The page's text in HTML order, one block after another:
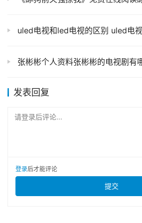
uled电视和led电视的区别 uled电
张彬彬个人资料张彬彬的电视剧有哪
发表回复
请登录后评论...
登录后才能评论
提交